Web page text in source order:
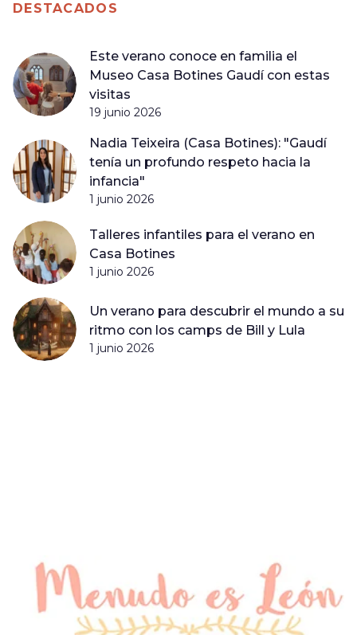
DESTACADOS
Este verano conoce en familia el
Museo Casa Botines Gaudí con estas
visitas
19 junio 2026
Nadia Teixeira (Casa Botines): "Gaudí
tenía un profundo respeto hacia la
infancia"
1 junio 2026
Talleres infantiles para el verano en
Casa Botines
1 junio 2026
Un verano para descubrir el mundo a su
ritmo con los camps de Bill y Lula
1 junio 2026